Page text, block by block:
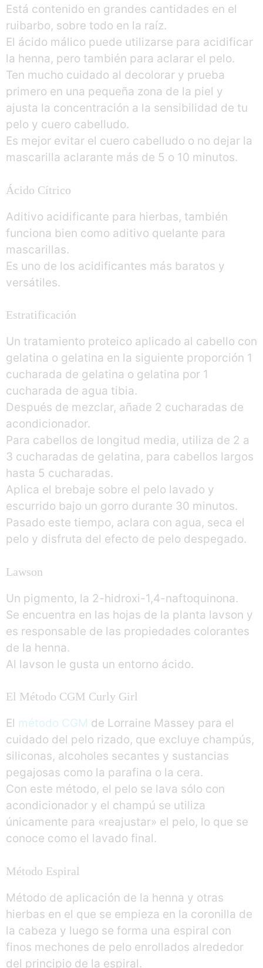
Está contenido en grandes cantidades en el
ruibarbo, sobre todo en la raíz.
El ácido málico puede utilizarse para acidificar
la henna, pero también para aclarar el pelo.
Ten mucho cuidado al decolorar y prueba
primero en una pequeña zona de la piel y
ajusta la concentración a la sensibilidad de tu
pelo y cuero cabelludo.
Es mejor evitar el cuero cabelludo o no dejar la
mascarilla aclarante más de 5 o 10 minutos.
Ácido Cítrico
Aditivo acidificante para hierbas, también
funciona bien como aditivo quelante para
mascarillas.
Es uno de los acidificantes más baratos y
versátiles.
Estratificación
Un tratamiento proteico aplicado al cabello con
gelatina o gelatina en la siguiente proporción 1
cucharada de gelatina o gelatina por 1
cucharada de agua tibia.
Después de mezclar, añade 2 cucharadas de
acondicionador.
Para cabellos de longitud media, utiliza de 2 a
3 cucharadas de gelatina, para cabellos largos
hasta 5 cucharadas.
Aplica el brebaje sobre el pelo lavado y
escurrido bajo un gorro durante 30 minutos.
Pasado este tiempo, aclara con agua, seca el
pelo y disfruta del efecto de pelo despegado.
Lawson
Un pigmento, la 2-hidroxi-1,4-naftoquinona.
Se encuentra en las hojas de la planta lavson y
es responsable de las propiedades colorantes
de la henna.
Al lavson le gusta un entorno ácido.
El Método CGM Curly Girl
El método CGM de Lorraine Massey para el
cuidado del pelo rizado, que excluye champús,
siliconas, alcoholes secantes y sustancias
pegajosas como la parafina o la cera.
Con este método, el pelo se lava sólo con
acondicionador y el champú se utiliza
únicamente para «reajustar» el pelo, lo que se
conoce como el lavado final.
Método Espiral
Método de aplicación de la henna y otras
hierbas en el que se empieza en la coronilla de
la cabeza y luego se forma una espiral con
finos mechones de pelo enrollados alrededor
del principio de la espiral.